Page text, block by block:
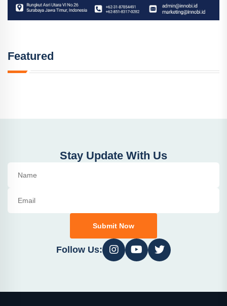
Featured
Stay Update With Us
Submit Now
Follow Us: